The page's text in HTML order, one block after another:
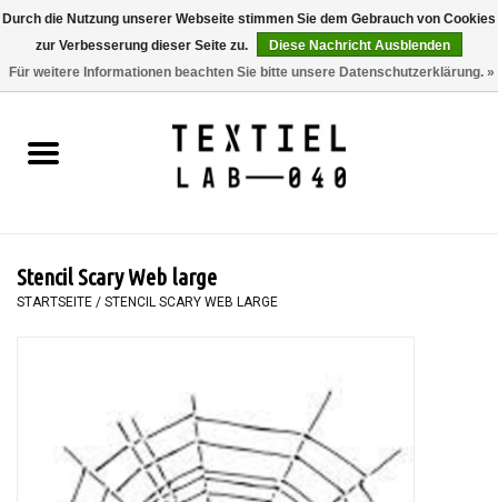
0 Artikel - €0,00
BÜCHER
MALEN
SPECIALS
Stencil Scary Web large
STARTSEITE / STENCIL SCARY WEB LARGE
Durch die Nutzung unserer Webseite stimmen Sie dem Gebrauch von Cookies
zur Verbesserung dieser Seite zu.
Diese Nachricht Ausblenden
Für weitere Informationen beachten Sie bitte unsere Datenschutzerklärung. »